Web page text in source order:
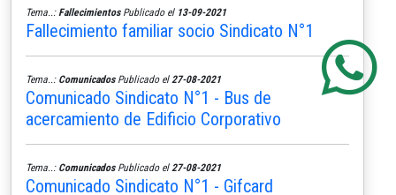
Tema..: FallecimientosPublicado el 13-09-2021
Fallecimiento familiar socio Sindicato N°1
Tema..: ComunicadosPublicado el 27-08-2021
Comunicado Sindicato N°1 - Bus de
acercamiento de Edificio Corporativo
Tema..: ComunicadosPublicado el 27-08-2021
Comunicado Sindicato N°1 - Gifcard